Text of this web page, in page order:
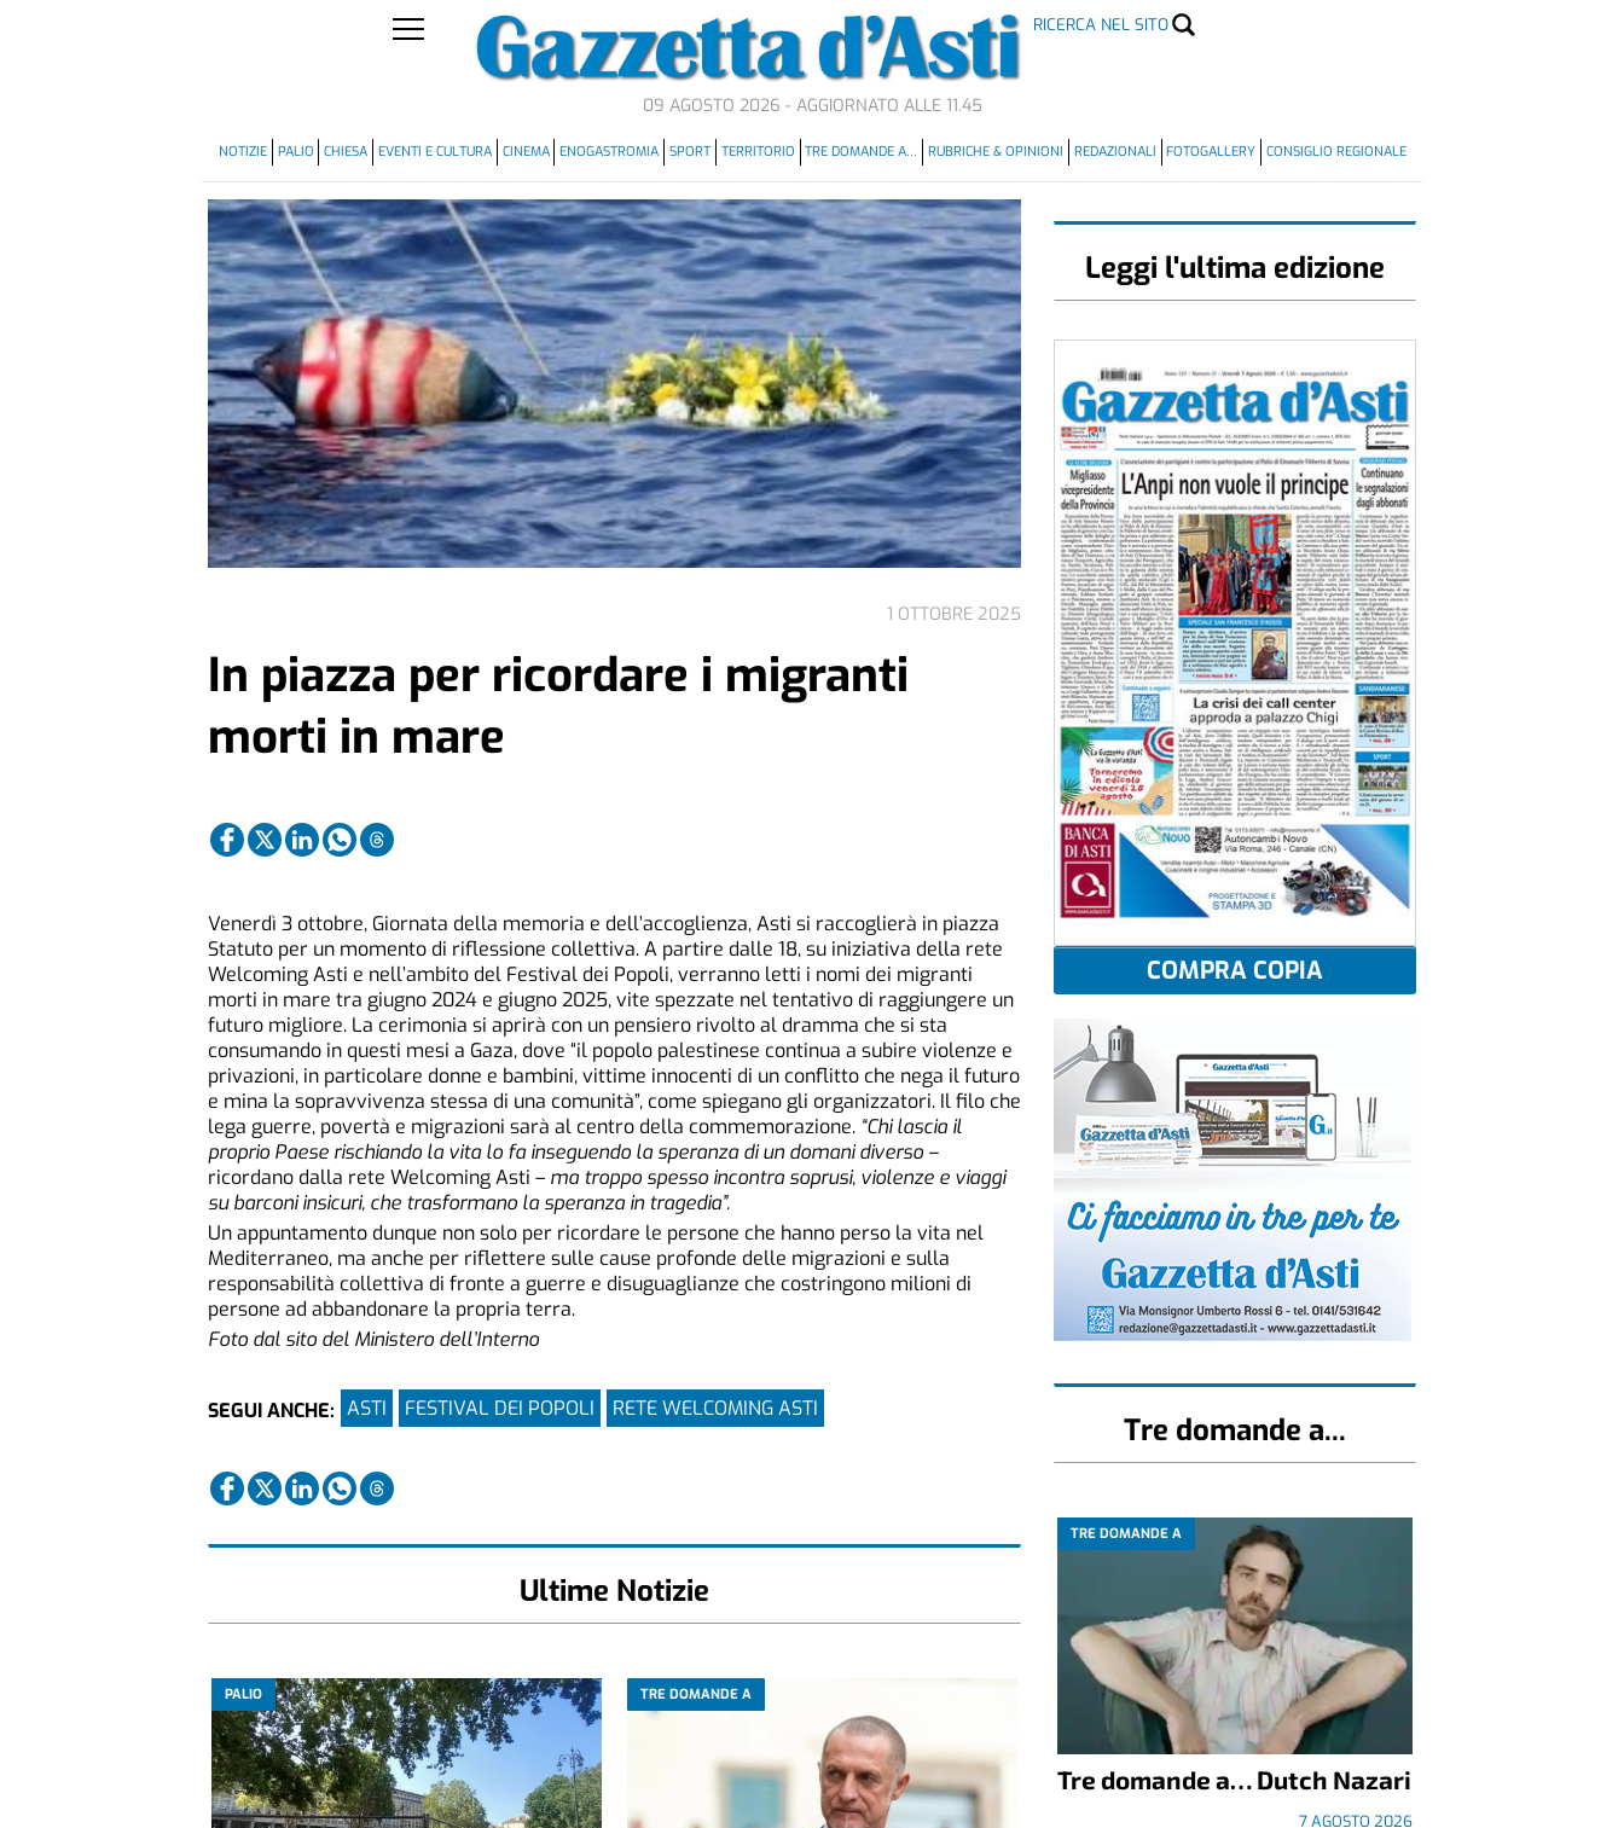
RICERCA NEL SITO
09 AGOSTO 2026 - AGGIORNATO ALLE 11.45
NOTIZIE PALIO CHIESA EVENTI E CULTURA CINEMA ENOGASTROMIA SPORT TERRITORIO TRE DOMANDE A… RUBRICHE & OPINIONI REDAZIONALI FOTOGALLERY CONSIGLIO REGIONALE
1 OTTOBRE 2025
In piazza per ricordare i migranti
morti in mare
Venerdì 3 ottobre, Giornata della memoria e dell’accoglienza, Asti si raccoglierà in piazza
Statuto per un momento di riflessione collettiva. A partire dalle 18, su iniziativa della rete
Welcoming Asti e nell’ambito del Festival dei Popoli, verranno letti i nomi dei migranti
morti in mare tra giugno 2024 e giugno 2025, vite spezzate nel tentativo di raggiungere un
futuro migliore. La cerimonia si aprirà con un pensiero rivolto al dramma che si sta
consumando in questi mesi a Gaza, dove “il popolo palestinese continua a subire violenze e
privazioni, in particolare donne e bambini, vittime innocenti di un conflitto che nega il futuro
e mina la sopravvivenza stessa di una comunità”, come spiegano gli organizzatori. Il filo che
lega guerre, povertà e migrazioni sarà al centro della commemorazione. “Chi lascia il
proprio Paese rischiando la vita lo fa inseguendo la speranza di un domani diverso –
ricordano dalla rete Welcoming Asti – ma troppo spesso incontra soprusi, violenze e viaggi
su barconi insicuri, che trasformano la speranza in tragedia”.
Un appuntamento dunque non solo per ricordare le persone che hanno perso la vita nel
Mediterraneo, ma anche per riflettere sulle cause profonde delle migrazioni e sulla
responsabilità collettiva di fronte a guerre e disuguaglianze che costringono milioni di
persone ad abbandonare la propria terra.
Foto dal sito del Ministero dell’Interno
SEGUI ANCHE: ASTI FESTIVAL DEI POPOLI RETE WELCOMING ASTI
Ultime Notizie
PALIO TRE DOMANDE A
Leggi l'ultima edizione
COMPRA COPIA
Tre domande a...
TRE DOMANDE A
Tre domande a… Dutch Nazari
7 AGOSTO 2026